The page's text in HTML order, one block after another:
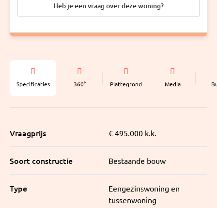
Heb je een vraag over deze woning?
Specificaties 360° Plattegrond Media
Vraagprijs € 495.000 k.k.
Soort constructie Bestaande bouw
Type
Eengezinswoning en
tussenwoning